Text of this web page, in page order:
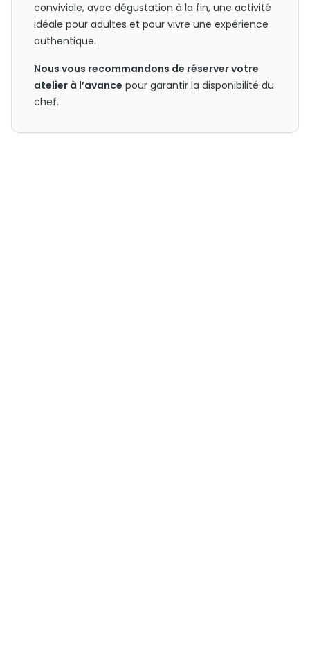
conviviale, avec dégustation à la fin, une activité
idéale pour adultes et pour vivre une expérience
authentique.
Nous vous recommandons de réserver votre
atelier à l’avance pour garantir la disponibilité du
chef.